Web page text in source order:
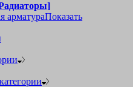
арматураПоказать